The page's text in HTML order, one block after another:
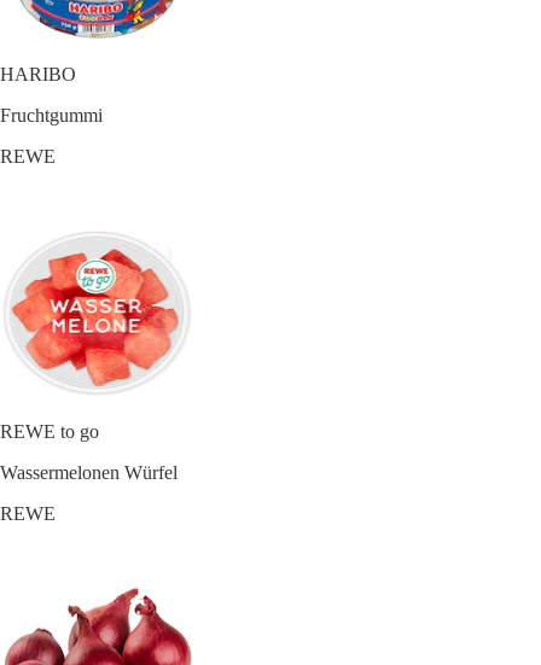
HARIBO
Fruchtgummi
REWE
REWE to go
Wassermelonen Würfel
REWE